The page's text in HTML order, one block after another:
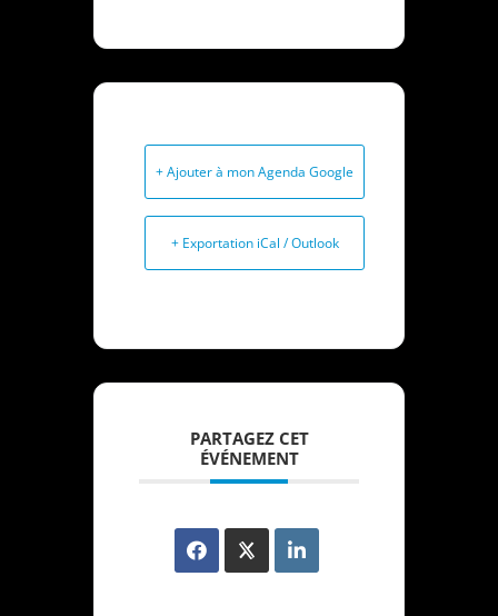
+ Ajouter à mon Agenda Google
+ Exportation iCal / Outlook
PARTAGEZ CET
ÉVÉNEMENT